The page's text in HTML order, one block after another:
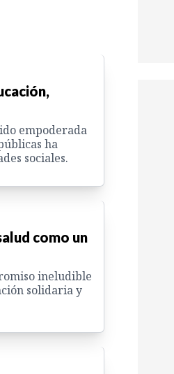
empoderada
ha
sociales.
como un
ineludible
solidaria y